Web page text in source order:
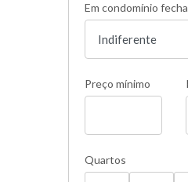
Em condomínio
Preço mínimo
Quartos